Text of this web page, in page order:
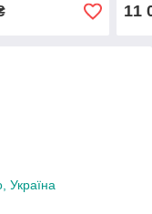
11
Україна